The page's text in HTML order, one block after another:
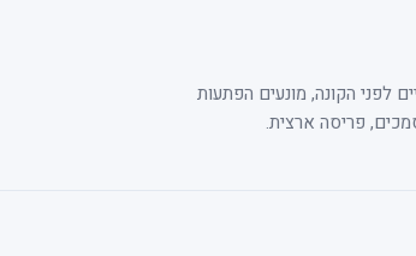
לפני הקונה, מונעים הפתעות
פריסה ארצית.